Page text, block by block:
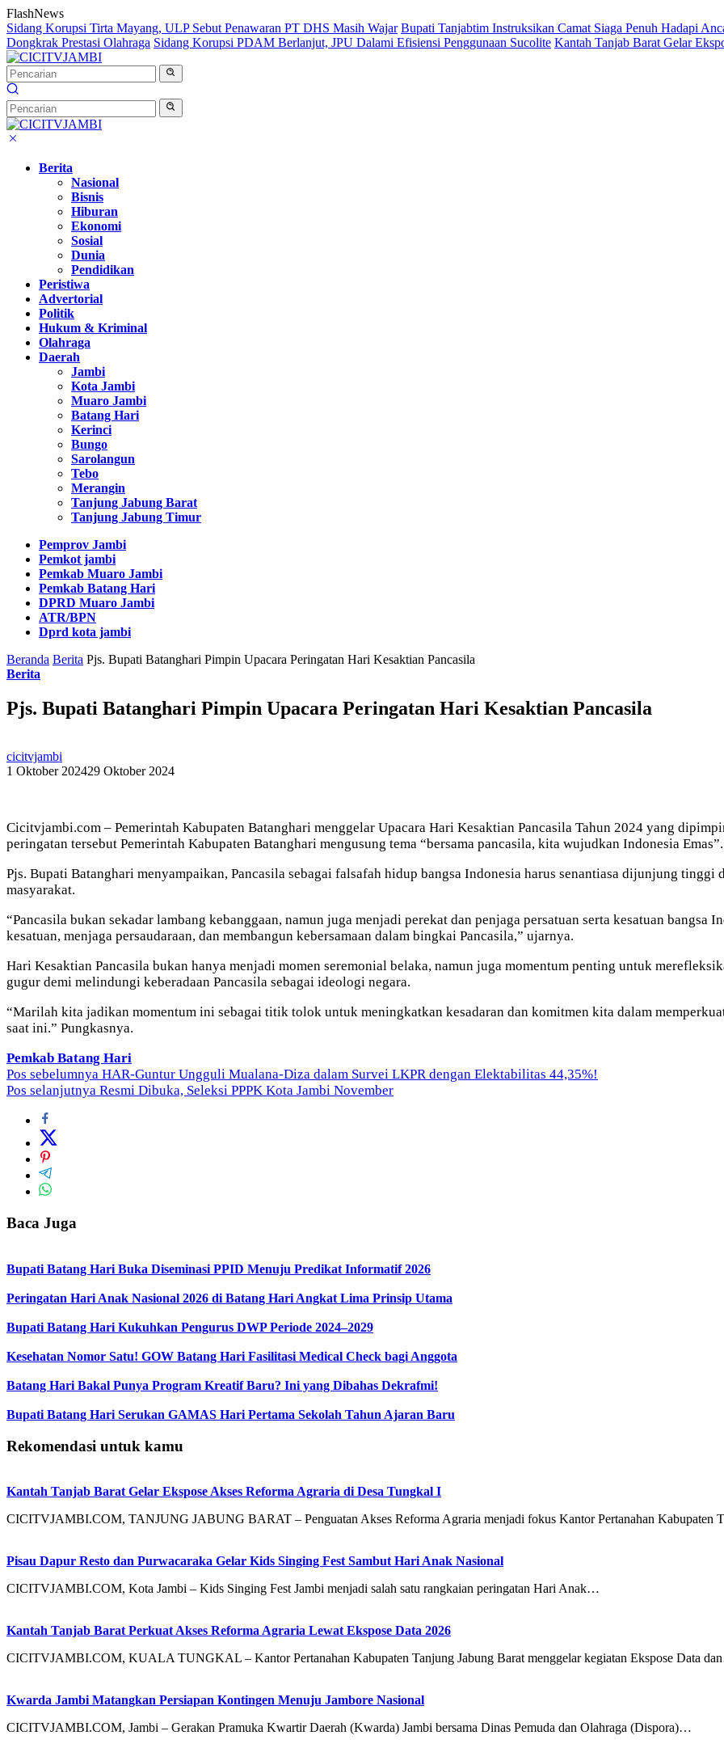
Langsung
ke
konten
FlashNews
Sidang Korupsi Tirta Mayang, ULP Sebut Penawaran PT DHS Masih Wajar Bupati Tanjabtim Instruksikan Camat Siaga Penuh Hadapi
Dongkrak Prestasi Olahraga Sidang Korupsi PDAM Berlanjut, JPU Dalami Efisiensi Penggunaan Sucolite Kantah Tanjab Barat Gelar
Berita
Nasional
Bisnis
Hiburan
Ekonomi
Sosial
Dunia
Pendidikan
Peristiwa
Advertorial
Politik
Hukum & Kriminal
Olahraga
Daerah
Jambi
Kota Jambi
Muaro Jambi
Batang Hari
Kerinci
Bungo
Sarolangun
Tebo
Merangin
Tanjung Jabung Barat
Tanjung Jabung Timur
Pemprov Jambi
Pemkot jambi
Pemkab Muaro Jambi
Pemkab Batang Hari
DPRD Muaro Jambi
ATR/BPN
Dprd kota jambi
Beranda Berita Pjs. Bupati Batanghari Pimpin Upacara Peringatan Hari Kesaktian Pancasila
Berita
Pjs. Bupati Batanghari Pimpin Upacara Peringatan Hari Kesaktian Pancasila
cicitvjambi
1 Oktober 202429 Oktober 2024
Cicitvjambi.com – Pemerintah Kabupaten Batanghari menggelar Upacara Hari Kesaktian Pancasila Tahun 2024 yang
peringatan tersebut Pemerintah Kabupaten Batanghari mengusung tema “bersama pancasila, kita wujudkan Indonesia Emas”.
Pjs. Bupati Batanghari menyampaikan, Pancasila sebagai falsafah hidup bangsa Indonesia harus senantiasa dijunjung
masyarakat.
“Pancasila bukan sekadar lambang kebanggaan, namun juga menjadi perekat dan penjaga persatuan serta kesatuan bangsa
kesatuan, menjaga persaudaraan, dan membangun kebersamaan dalam bingkai Pancasila,” ujarnya.
Hari Kesaktian Pancasila bukan hanya menjadi momen seremonial belaka, namun juga momentum penting untuk
gugur demi melindungi keberadaan Pancasila sebagai ideologi negara.
“Marilah kita jadikan momentum ini sebagai titik tolok untuk meningkatkan kesadaran dan komitmen kita dalam
saat ini.” Pungkasnya.
Pemkab Batang Hari
Navigasi
pos
Pos sebelumnya HAR-Guntur Ungguli Mualana-Diza dalam Survei LKPR dengan Elektabilitas 44,35%!
Pos selanjutnya Resmi Dibuka, Seleksi PPPK Kota Jambi November
Baca Juga
Bupati Batang Hari Buka Diseminasi PPID Menuju Predikat Informatif 2026
Peringatan Hari Anak Nasional 2026 di Batang Hari Angkat Lima Prinsip Utama
Bupati Batang Hari Kukuhkan Pengurus DWP Periode 2024–2029
Kesehatan Nomor Satu! GOW Batang Hari Fasilitasi Medical Check bagi Anggota
Batang Hari Bakal Punya Program Kreatif Baru? Ini yang Dibahas Dekrafmi!
Bupati Batang Hari Serukan GAMAS Hari Pertama Sekolah Tahun Ajaran Baru
Rekomendasi untuk kamu
Kantah Tanjab Barat Gelar Ekspose Akses Reforma Agraria di Desa Tungkal I
CICITVJAMBI.COM, TANJUNG JABUNG BARAT – Penguatan Akses Reforma Agraria menjadi fokus Kantor Pertanahan Kabupaten
Pisau Dapur Resto dan Purwacaraka Gelar Kids Singing Fest Sambut Hari Anak Nasional
CICITVJAMBI.COM, Kota Jambi – Kids Singing Fest Jambi menjadi salah satu rangkaian peringatan Hari Anak…
Kantah Tanjab Barat Perkuat Akses Reforma Agraria Lewat Ekspose Data 2026
CICITVJAMBI.COM, KUALA TUNGKAL – Kantor Pertanahan Kabupaten Tanjung Jabung Barat menggelar kegiatan Ekspose Data
Kwarda Jambi Matangkan Persiapan Kontingen Menuju Jambore Nasional
CICITVJAMBI.COM, Jambi – Gerakan Pramuka Kwartir Daerah (Kwarda) Jambi bersama Dinas Pemuda dan Olahraga (Dispora)…